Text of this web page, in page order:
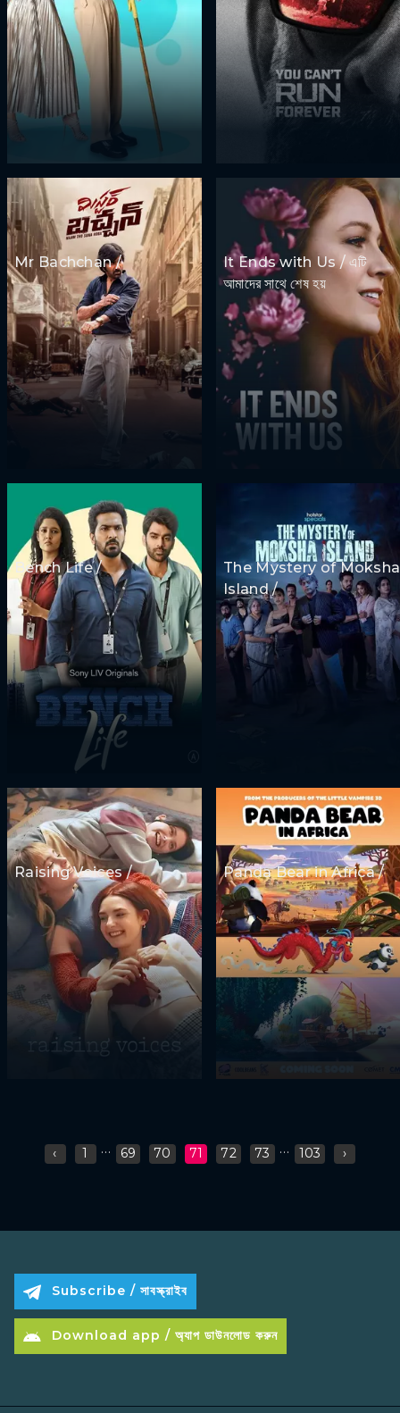
Mr Bachchan /
It Ends with Us / এটি
আমাদের সাথে শেষ হয়
Bench Life /
The Mystery of Moksha
Island /
Raising Voices / Panda Bear in Africa /
‹ 1 ... 69 70 71 72 73 ... 103 ›
Subscribe / সাবস্ক্রাইব
Download app / অ্যাপ ডাউনলোড করুন